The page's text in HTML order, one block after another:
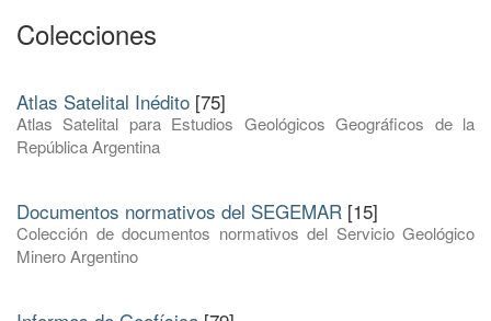
Colecciones
Atlas Satelital Inédito [75]
Atlas Satelital para Estudios Geológicos Geográficos de la
República Argentina
Documentos normativos del SEGEMAR [15]
Colección de documentos normativos del Servicio Geológico
Minero Argentino